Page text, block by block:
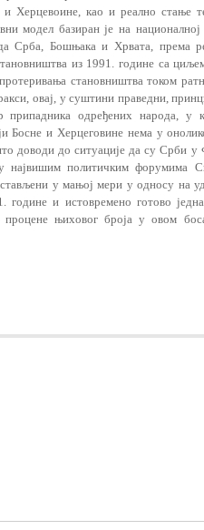
Херцевоине, као и реално стање
модел базиран је на националној
Срба, Бошњака и Хрвата, према
из 1991. године са
становништва током
овај, у суштини праведни,
припадника одређених народа, у
Босне и Херцеговине нема у
доводи до ситуације да су Срби у
највишим политичким форумима
у мањој мери у односу на
године и истовремено готово
њиховог броја у овом